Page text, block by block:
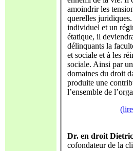
amoindrir les
querelles
individuel et un
étatique, il
délinquants la
et sociale et à les
sociale. Ainsi par
domaines du droit
produite une
l’ensemble de
Dr. en droit
cofondateur de la